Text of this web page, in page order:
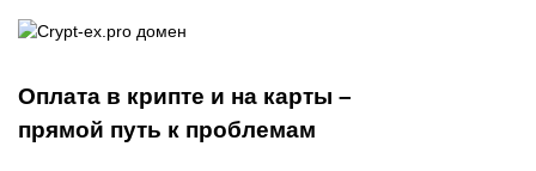
Оплата в крипте и на карты –
прямой путь к проблемам